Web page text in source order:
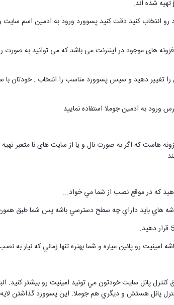
رو انتخاب کنید دقت کنید پسوورد ورود به ادمین اسم
افزونه های موجود در اینترنت می باشد که می توانید به
هاست که اگر به صورت نال و یا از سایت های نا متعبر
كه در موقع نصب از شما مي خواد...
هاي بايد داراي چه سطح دسترسي باشه پس شما طبق
پائين مياره و شما بهتره تنها زماني كه نياز به نصب و يا
پانل سايت خودتون مي تونيد امينيت رو بيشتر كنيد.
پانل هستش و ديگري هم جوملا. اين پسوورد گذاشتن لايه